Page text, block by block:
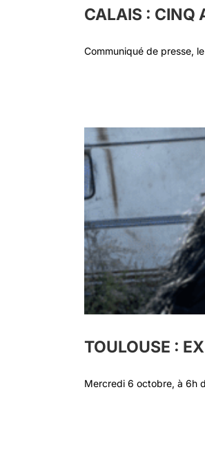
CALAIS : CINQ
Communiqué de presse,
TOULOUSE :
Mercredi 6 octobre, à 6h